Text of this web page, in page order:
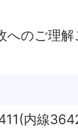
へのご理
内線